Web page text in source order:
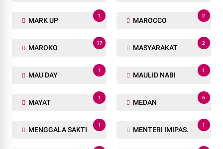
MARK UP
1
MAROCCO
2
MAROKO
17
MASYARAKAT
2
MAU DAY
1
MAULID NABI
1
MAYAT
1
MEDAN
6
MENGGALA SAKTI
1
MENTERI IMIPAS.
1